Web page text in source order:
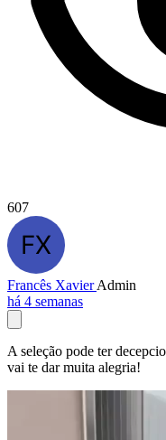
607
Francês XavierAdmin
há 4 semanas
A seleção pode ter
vai te dar muita alegria!